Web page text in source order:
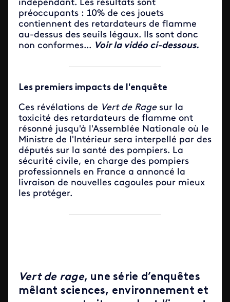
indépendant. Les résultats sont
préoccupants : 10% de ces jouets
contiennent des retardateurs de flamme
au-dessus des seuils légaux. Ils sont donc
non conformes... Voir la vidéo ci-dessous.
Les premiers impacts de l'enquête
Ces révélations de Vert de Ragesur la
toxicité des retardateurs de flamme ont
résonné jusqu'à l'Assemblée Nationale où le
Ministre de l'Intérieur sera interpellé par des
députés sur la santé des pompiers. La
sécurité civile, en charge des pompiers
professionnels en France a annoncé la
livraison de nouvelles cagoules pour mieux
les protéger.
Vert de rage, une série d’enquêtes
mêlant sciences, environnement et